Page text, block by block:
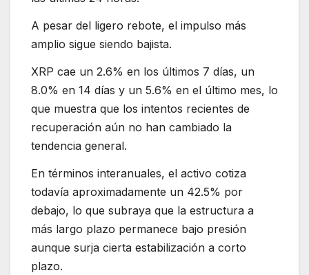
A pesar del ligero rebote, el impulso más
amplio sigue siendo bajista.
XRP cae un 2.6% en los últimos 7 días, un
8.0% en 14 días y un 5.6% en el último mes, lo
que muestra que los intentos recientes de
recuperación aún no han cambiado la
tendencia general.
En términos interanuales, el activo cotiza
todavía aproximadamente un 42.5% por
debajo, lo que subraya que la estructura a
más largo plazo permanece bajo presión
aunque surja cierta estabilización a corto
plazo.